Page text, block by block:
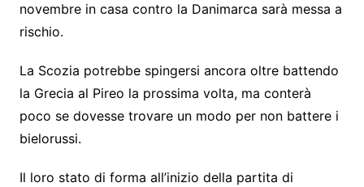
novembre in casa contro la Danimarca sarà messa a
rischio.
La Scozia potrebbe spingersi ancora oltre battendo
la Grecia al Pireo la prossima volta, ma conterà
poco se dovesse trovare un modo per non battere i
bielorussi.
Il loro stato di forma all’inizio della partita di